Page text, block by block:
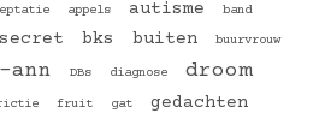
appels autisme band
bks buiten buurvrouw
DBs diagnose droom
fruit gat gedachten